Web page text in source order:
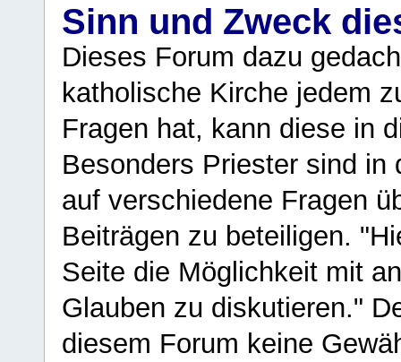
Sinn und Zweck
Dieses Forum dazu
katholische Kirche jedem
Fragen hat, kann diese in
Besonders Priester sind in
auf verschiedene Fragen
Beiträgen zu beteiligen.
Seite die Möglichkeit mit
Glauben zu diskutieren."
diesem Forum keine